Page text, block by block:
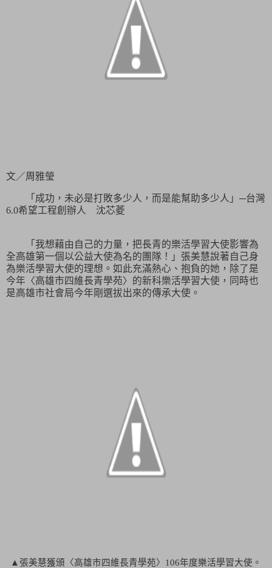
文／周雅瑩
「成功，未必是打敗多少人，而是能幫助多少人」─台灣
6.0希望工程創辦人 沈芯菱
「 我想藉由自己的力量，把長青的樂活學習大使影響為
全高雄第一個以公益大使為名的團隊！
」張美慧說著自己身
為樂活學習大使的理想。如此充滿熱心、抱負的她，除了是
今年〈高雄市四維長青學苑〉的新科樂活學習大使，同時也
是高雄市社會局今年剛選拔出來的傳承大使。
▲張美慧獲頒〈高雄市四維長青學苑〉 106年度樂活學習大使。